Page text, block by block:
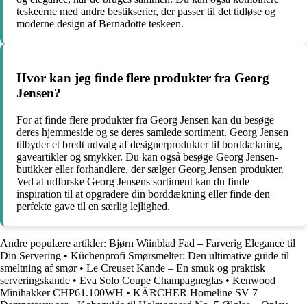
teskeerne med andre bestikserier, der passer til det tidløse og
moderne design af Bernadotte teskeen.
Hvor kan jeg finde flere produkter fra Georg
Jensen?
For at finde flere produkter fra Georg Jensen kan du besøge
deres hjemmeside og se deres samlede sortiment. Georg Jensen
tilbyder et bredt udvalg af designerprodukter til borddækning,
gaveartikler og smykker. Du kan også besøge Georg Jensen-
butikker eller forhandlere, der sælger Georg Jensen produkter.
Ved at udforske Georg Jensens sortiment kan du finde
inspiration til at opgradere din borddækning eller finde den
perfekte gave til en særlig lejlighed.
Andre populære artikler: Bjørn Wiinblad Fad – Farverig Elegance til
Din Servering • Küchenprofi Smørsmelter: Den ultimative guide til
smeltning af smør• Le Creuset Kande – En smuk og praktisk
serveringskande • Eva Solo Coupe Champagneglas • Kenwood
Minihakker CHP61.100WH • KÄRCHER Homeline SV 7